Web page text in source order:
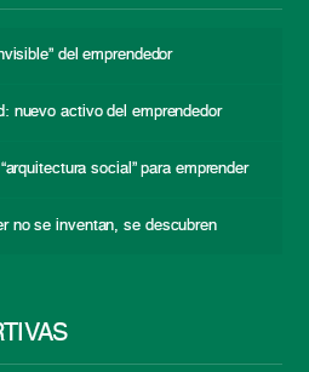
del emprendedor
nuevo activo del emprendedor
social” para emprender
no se inventan, se descubren